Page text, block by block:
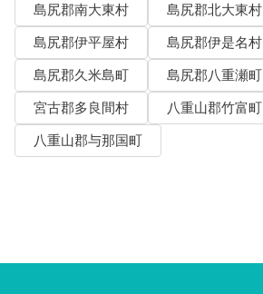
島尻郡南大東村
島尻郡北大東村
島尻郡伊平屋村
島尻郡伊是名村
島尻郡久米島町
島尻郡八重瀬町
宮古郡多良間村
八重山郡竹富町
八重山郡与那国町